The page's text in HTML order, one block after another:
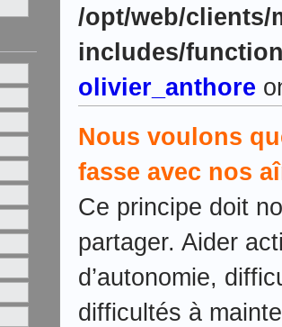
/opt/web/clients/
includes/
olivier_anthore
Nous voulons
fasse avec nos
Ce principe doit
partager. Aider
d’autonomie,
difficultés à